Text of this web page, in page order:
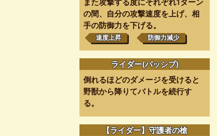
また攻撃する度にそれぞれ1ターン
の間、自分の攻撃速度を上げ、相
手の防御力を下げる。
速度上昇 防御力減少
ライダー(パッシブ)
倒れるほどのダメージを受けると
野獣から降りてバトルを続行す
る。
【ライダー】守護者の槍